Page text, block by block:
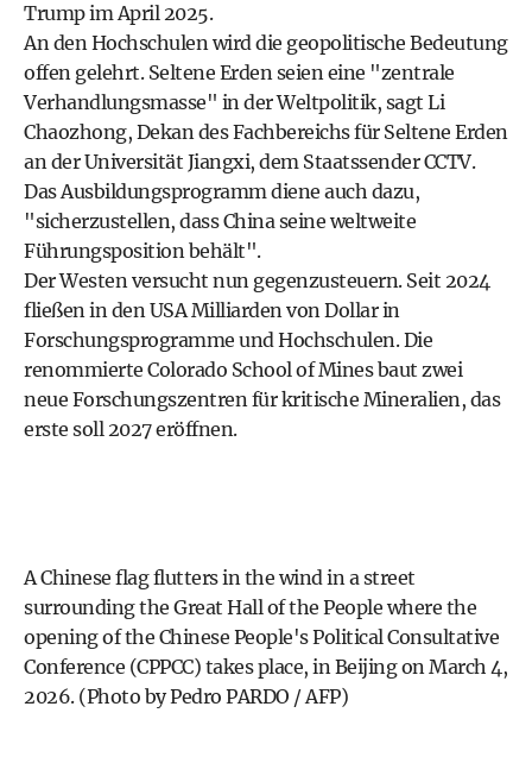
Trump im April 2025.
An den Hochschulen wird die geopolitische Bedeutung
offen gelehrt. Seltene Erden seien eine "zentrale
Verhandlungsmasse" in der Weltpolitik, sagt Li
Chaozhong, Dekan des Fachbereichs für Seltene Erden
an der Universität Jiangxi, dem Staatssender CCTV.
Das Ausbildungsprogramm diene auch dazu,
"sicherzustellen, dass China seine weltweite
Führungsposition behält".
Der Westen versucht nun gegenzusteuern. Seit 2024
fließen in den USA Milliarden von Dollar in
Forschungsprogramme und Hochschulen. Die
renommierte Colorado School of Mines baut zwei
neue Forschungszentren für kritische Mineralien, das
erste soll 2027 eröffnen.
A Chinese flag flutters in the wind in a street
surrounding the Great Hall of the People where the
opening of the Chinese People's Political Consultative
Conference (CPPCC) takes place, in Beijing on March 4,
2026. (Photo by Pedro PARDO / AFP)